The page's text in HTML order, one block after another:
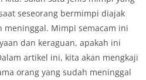
seseorang bermimpi diajak
meninggal. Mimpi semacam ini
dan keraguan, apakah ini
artikel ini, kita akan mengkaji
orang yang sudah meninggal